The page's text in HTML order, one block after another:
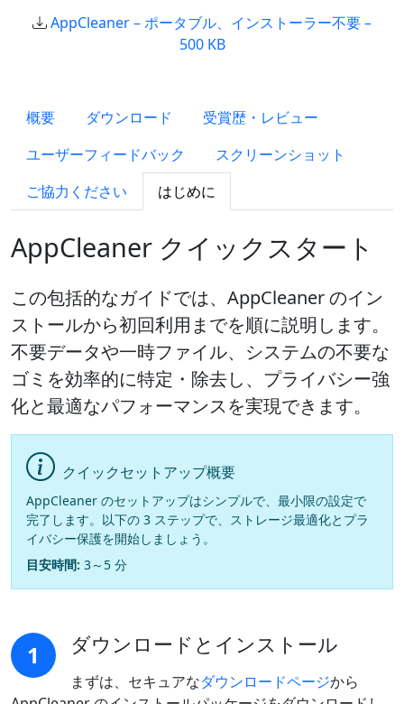
AppCleaner – ポータブル、インストーラー不要 –
500 KB
概要 ダウンロード
受賞歴・レビュー
ユーザーフィードバック
スクリーンショット
ご協力ください
はじめに
AppCleaner クイックスタート
この包括的なガイドでは、AppCleaner のイン
ストールから初回利用までを順に説明します。
不要データや一時ファイル、システムの不要な
ゴミを効率的に特定・除去し、プライバシー強
化と最適なパフォーマンスを実現できます。
クイックセットアップ概要
AppCleaner のセットアップはシンプルで、最小限の設定で
完了します。以下の 3 ステップで、ストレージ最適化とプラ
イバシー保護を開始しましょう。
目安時間: 3～5 分
1 ダウンロードとインストール
まずは、セキュアなダウンロードページから